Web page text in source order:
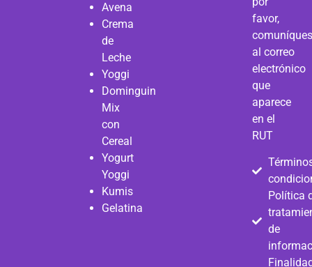
Avena
Crema
de
Leche
Yoggi
Dominguin
Mix
con
Cereal
Yogurt
Yoggi
Kumis
Gelatina
favor,
al correo
electrónico
que
aparece
en el
RUT
Política
de